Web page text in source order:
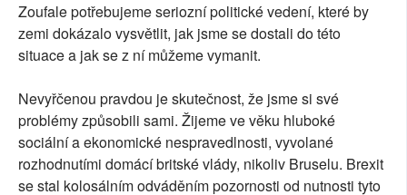
Zoufale potřebujeme seriozní politické vedení, které by
zemi dokázalo vysvětlit, jak jsme se dostali do této
situace a jak se z ní můžeme vymanit.
Nevyřčenou pravdou je skutečnost, že jsme si své
problémy způsobili sami. Žijeme ve věku hluboké
sociální a ekonomické nespravedlnosti, vyvolané
rozhodnutími domácí britské vlády, nikoliv Bruselu. Brexit
se stal kolosálním odváděním pozornosti od nutnosti tyto